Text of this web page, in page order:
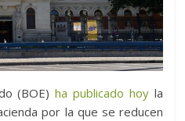
(BOE)ha publicado hoyla
por la que se reducen